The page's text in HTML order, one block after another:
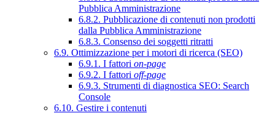
Pubblica Amministrazione
6.8.2. Pubblicazione di contenuti non prodotti
dalla Pubblica Amministrazione
6.8.3. Consenso dei soggetti ritratti
6.9. Ottimizzazione per i motori di ricerca (SEO)
6.9.1. I fattori on-page
6.9.2. I fattori off-page
6.9.3. Strumenti di diagnostica SEO: Search
Console
6.10. Gestire i contenuti